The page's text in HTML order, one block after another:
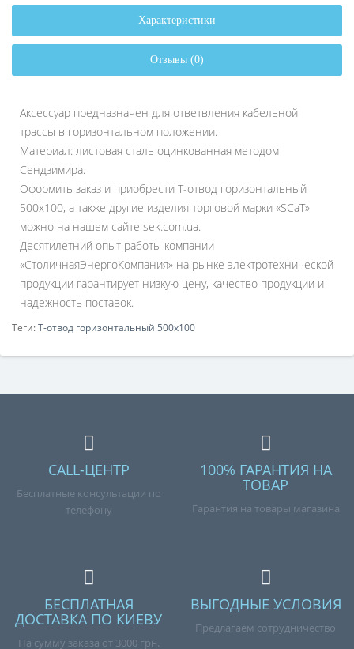
Характеристики
Отзывы (0)
Аксессуар предназначен для ответвления кабельной
трассы в горизонтальном положении.
Материал: листовая сталь оцинкованная методом
Сендзимира.
Оформить заказ и приобрести Т-отвод горизонтальный
500х100, а также другие изделия торговой марки «SCaT»
можно на нашем сайте sek.com.ua.
Десятилетний опыт работы компании
«СтоличнаяЭнергоКомпания» на рынке электротехнической
продукции гарантирует низкую цену, качество продукции и
надежность поставок.
Теги:Т-отвод горизонтальный 500х100
CALL-ЦЕНТР
Бесплатные консультации по
телефону
100% ГАРАНТИЯ НА
ТОВАР
Гарантия на товары магазина
БЕСПЛАТНАЯ
ДОСТАВКА ПО КИЕВУ
На сумму заказа от 3000 грн.
ВЫГОДНЫЕ УСЛОВИЯ
Предлагаем сотрудничество